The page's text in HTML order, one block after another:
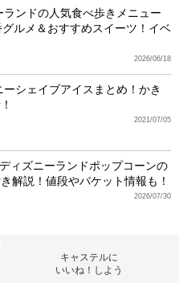
ランドの人気食べ歩きメニュー
ルメ＆おすすめスイーツ！イベ
2026/06/18
ーシェイブアイスまとめ！かき
2021/07/05
ィズニーランドポップコーンの
解説！値段やバケット情報も！
2026/07/30
キャステルに
いいね！しよう